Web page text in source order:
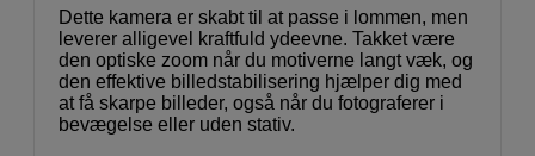
Dette kamera er skabt til at passe i lommen, men
leverer alligevel kraftfuld ydeevne. Takket være
den optiske zoom når du motiverne langt væk, og
den effektive billedstabilisering hjælper dig med
at få skarpe billeder, også når du fotograferer i
bevægelse eller uden stativ.